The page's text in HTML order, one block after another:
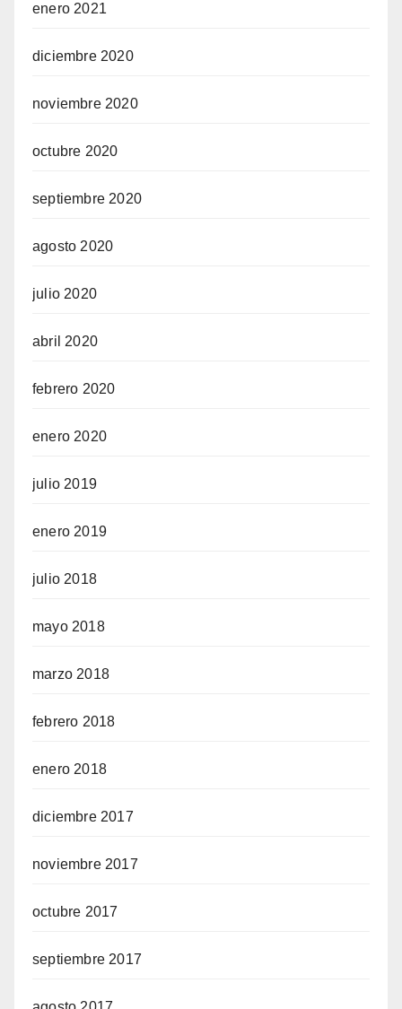
enero 2021
diciembre 2020
noviembre 2020
octubre 2020
septiembre 2020
agosto 2020
julio 2020
abril 2020
febrero 2020
enero 2020
julio 2019
enero 2019
julio 2018
mayo 2018
marzo 2018
febrero 2018
enero 2018
diciembre 2017
noviembre 2017
octubre 2017
septiembre 2017